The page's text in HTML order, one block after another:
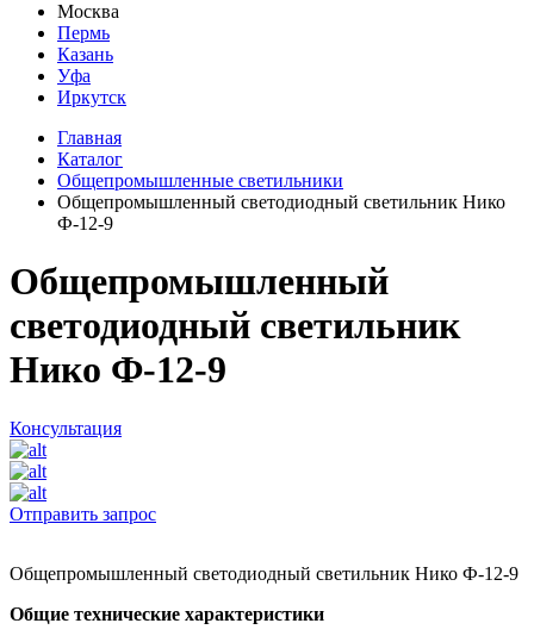
Москва
Пермь
Казань
Уфа
Иркутск
Главная
Каталог
Общепромышленные светильники
Общепромышленный светодиодный светильник Нико
Ф-12-9
Общепромышленный
светодиодный светильник
Нико Ф-12-9
Консультация
Отправить запрос
Общепромышленный светодиодный светильник Нико Ф-12-9
Общие технические характеристики